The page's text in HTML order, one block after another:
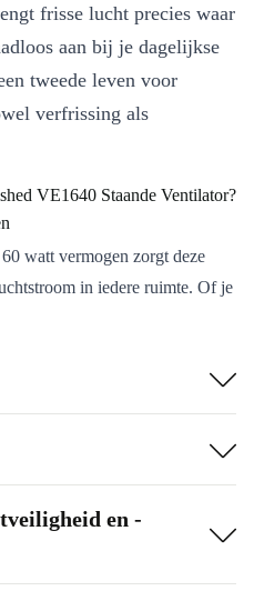
frisse lucht precies waar
aan bij je dagelijkse
tweede leven voor
verfrissing als
VE1640 Staande Ventilator?
watt vermogen zorgt deze
in iedere ruimte. Of je
of thuiskantoren. Je
plekken waar
Je krijgt de zekerheid van een
en -